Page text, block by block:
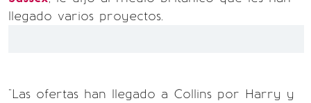
llegado varios proyectos.
"Las ofertas han llegado a Collins por Harry y